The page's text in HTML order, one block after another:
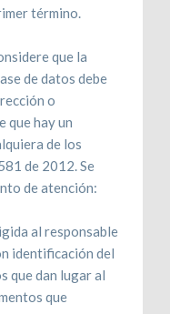
término.
que la
de datos debe
o
que hay un
de los
de 2012. Se
de atención:
al responsable
identificación del
que dan lugar al
que